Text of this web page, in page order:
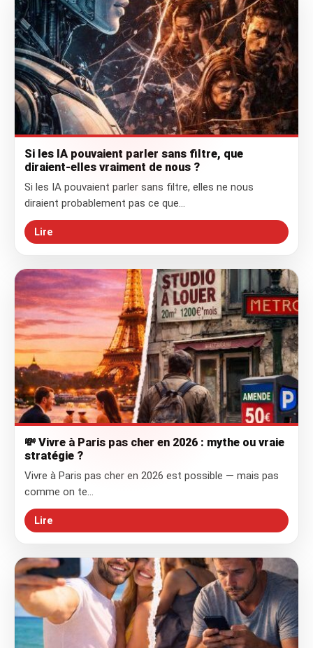
Si les IA pouvaient parler sans filtre, que
diraient-elles vraiment de nous ?
Si les IA pouvaient parler sans filtre, elles ne nous
diraient probablement pas ce que…
Lire
💸 Vivre à Paris pas cher en 2026 : mythe ou vraie
stratégie ?
Vivre à Paris pas cher en 2026 est possible — mais pas
comme on te…
Lire